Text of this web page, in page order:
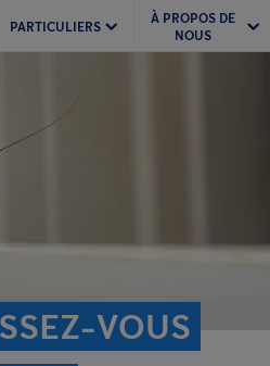
PARTICULIERS
À PROPOS DE
NOUS
VOUS